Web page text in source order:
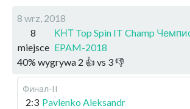
8 wrz, 2018
8
miejsce
КНТ Top Spin IT Champ
EPAM-2018
40% wygrywa 2 👍 vs 3👎
Финал-II
2:3 Pavlenko Aleksandr